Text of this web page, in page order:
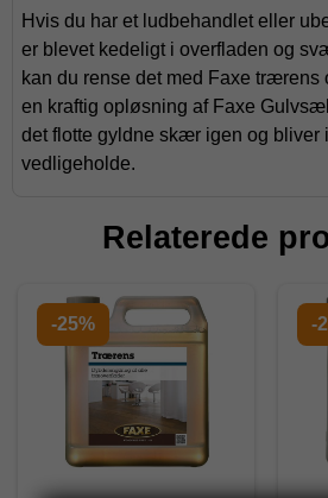
Hvis du har et ludbehandlet eller
er blevet kedeligt i overfladen og
kan du rense det med Faxe trærens
en kraftig opløsning af Faxe
det flotte gyldne skær igen og bliver
vedligeholde.
Relaterede
-25% -